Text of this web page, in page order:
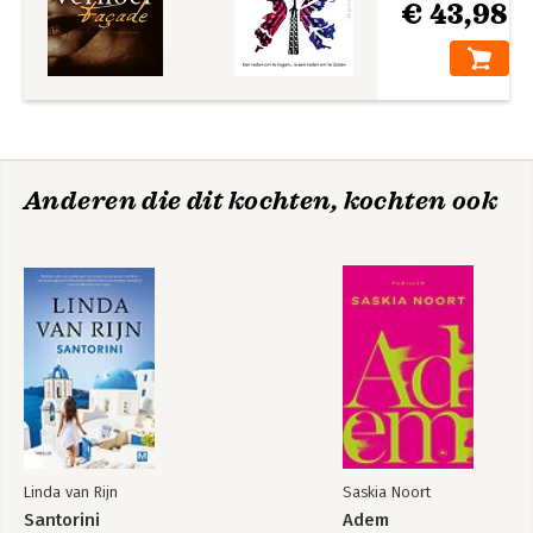
Marie Claire
‘In één adem uit!’
Margriet
€ 43,98
Anderen die dit kochten, kochten ook
Linda van Rijn
Santorini
Saskia Noort
Adem